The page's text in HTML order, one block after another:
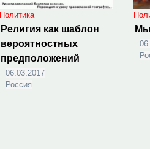
Политика
Религия как шаблон
вероятностных
предположений
06.03.2017
Россия